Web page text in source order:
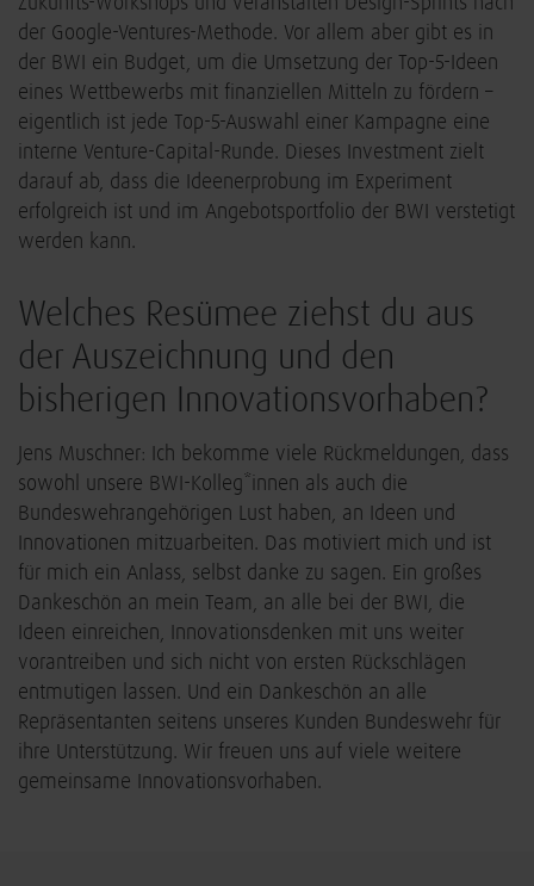
der Google-Ventures-Methode. Vor allem aber gibt es in
der BWI ein Budget, um die Umsetzung der Top-5-Ideen
eines Wettbewerbs mit finanziellen Mitteln zu fördern –
eigentlich ist jede Top-5-Auswahl einer Kampagne eine
interne Venture-Capital-Runde. Dieses Investment zielt
darauf ab, dass die Ideenerprobung im Experiment
erfolgreich ist und im Angebotsportfolio der BWI verstetigt
werden kann.
Welches Resümee ziehst du aus
der Auszeichnung und den
bisherigen Innovationsvorhaben?
Jens Muschner: Ich bekomme viele Rückmeldungen, dass
sowohl unsere BWI-Kolleg*innen als auch die
Bundeswehrangehörigen Lust haben, an Ideen und
Innovationen mitzuarbeiten. Das motiviert mich und ist
für mich ein Anlass, selbst danke zu sagen. Ein großes
Dankeschön an mein Team, an alle bei der BWI, die
Ideen einreichen, Innovationsdenken mit uns weiter
vorantreiben und sich nicht von ersten Rückschlägen
entmutigen lassen. Und ein Dankeschön an alle
Repräsentanten seitens unseres Kunden Bundeswehr für
ihre Unterstützung. Wir freuen uns auf viele weitere
gemeinsame Innovationsvorhaben.